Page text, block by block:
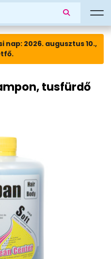
2026. augusztus 10.,
tusfürdő